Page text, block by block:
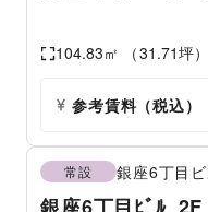
104.83㎡ （31.71坪）
参考賃料（税込）
常設 銀座6丁目ビ